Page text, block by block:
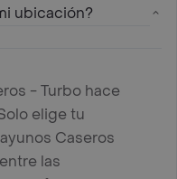
ubicación?
- Turbo hace
elige tu
Caseros
las